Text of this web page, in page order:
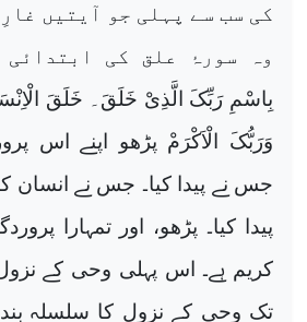
کی سب سے پہلی جو آیتیں
وہ سورۂ علق کی ابتدائی
بِاسْمِ رَبِّکَ الَّذِیْ خَلَقَ۔ خَلَقَ
وَرَبُّکَ الْاَکْرَمْ پڑھو اپنے اس
جس نے پیدا کیا۔ جس نے انسان
پیدا کیا۔ پڑھو، اور تمہارا
کریم ہے۔ اس پہلی وحی کے
تک وحی کے نزول کا سلسلہ بند